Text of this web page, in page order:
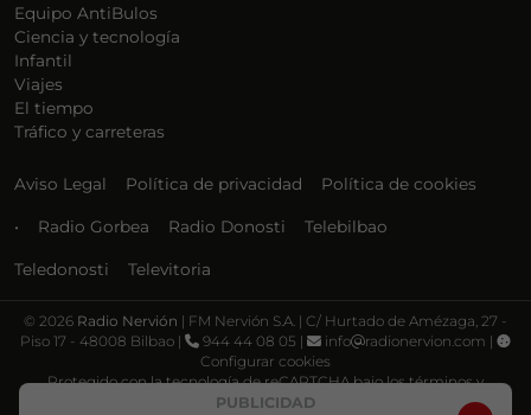
PUBLICIDAD
Equipo AntiBulos
Ciencia y tecnología
Infantil
Viajes
El tiempo
Tráfico y carreteras
Aviso Legal Política de privacidad Política de cookies
• Radio Gorbea Radio Donosti Telebilbao
Teledonosti Televitoria
© 2026 Radio Nervión | FM Nervión S.A. | C/ Hurtado de Amézaga, 27 -
Piso 17 - 48008 Bilbao |
944 44 08 05 | info
radionervion.com |
Configurar cookies
Protegido con la tecnología de reCAPTCHA bajo los términos y
Política de privacidad Términos de servicio